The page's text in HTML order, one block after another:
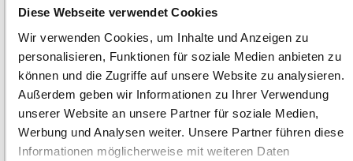
Diese Webseite verwendet Cookies
Wir verwenden Cookies, um Inhalte und Anzeigen zu
personalisieren, Funktionen für soziale Medien anbieten zu
können und die Zugriffe auf unsere Website zu analysieren.
Außerdem geben wir Informationen zu Ihrer Verwendung
unserer Website an unsere Partner für soziale Medien,
Werbung und Analysen weiter. Unsere Partner führen diese
Informationen möglicherweise mit weiteren Daten
vergleichen
werden.(8)
Konstruktiver
Aufbau
Doppelkolben-
(7)
mit
Magnetkolben
(3)